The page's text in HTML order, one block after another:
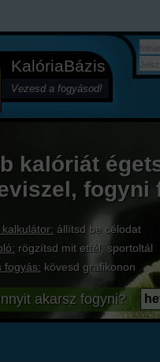
KalóriaBázis
Vezesd a fogyásod!
kalóriát
fogyni
állítsd be célodat
rögzítsd mit ettél, sportoltál
fogyás: kövesd grafikonon
akarsz fogyni?